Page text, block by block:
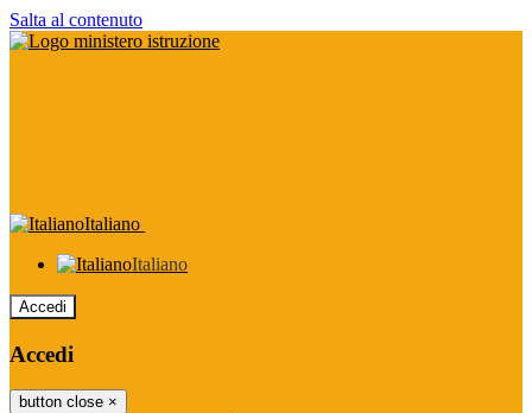
Salta al contenuto
Italiano
Italiano
Accedi
Accedi
button close ×